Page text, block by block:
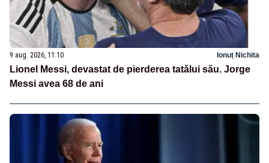
9 aug. 2026, 11:10 Ionuț Nichita
Lionel Messi, devastat de pierderea tatălui său. Jorge
Messi avea 68 de ani